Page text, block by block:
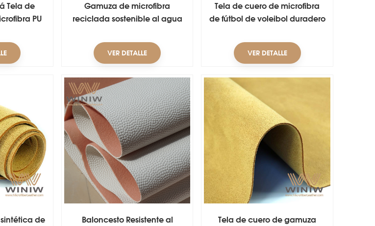
Tela de
PU
Gamuza de microfibra
reciclada sostenible al agua
VER DETALLE
Tela de cuero de microfibra
de fútbol de voleibol duradero
VER DETALLE
de
Baloncesto Resistente al
Tela de cuero de gamuza